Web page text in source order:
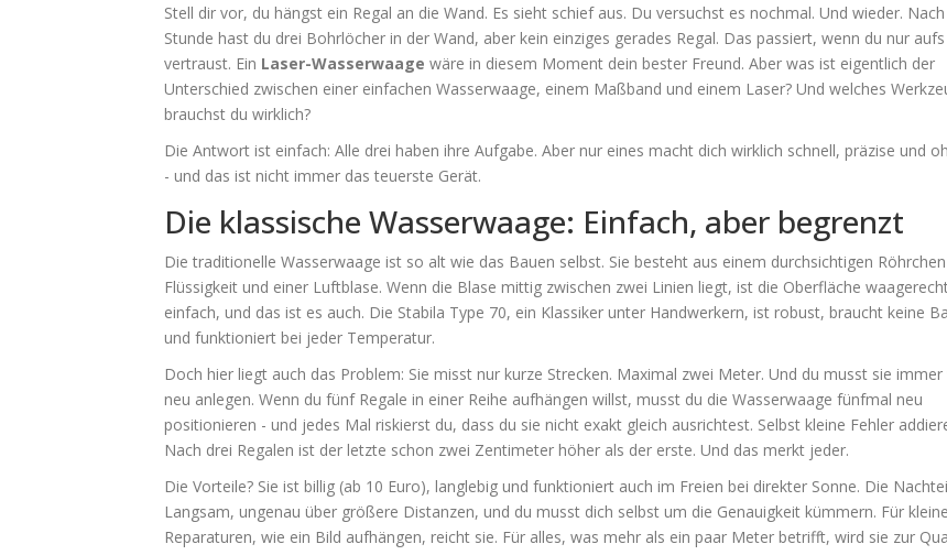
Stell dir vor, du hängst ein Regal an die Wand. Es sieht schief aus. Du versuchst es nochmal. Und wieder.
Stunde hast du drei Bohrlöcher in der Wand, aber kein einziges gerades Regal. Das passiert, wenn du nur
vertraust. Ein Laser-Wasserwaage wäre in diesem Moment dein bester Freund. Aber was ist eigentlich der
Unterschied zwischen einer einfachen Wasserwaage, einem Maßband und einem Laser? Und welches
brauchst du wirklich?
Die Antwort ist einfach: Alle drei haben ihre Aufgabe. Aber nur eines macht dich wirklich schnell, präzise und
- und das ist nicht immer das teuerste Gerät.
Die klassische Wasserwaage: Einfach, aber begrenzt
Die traditionelle Wasserwaage ist so alt wie das Bauen selbst. Sie besteht aus einem durchsichtigen
Flüssigkeit und einer Luftblase. Wenn die Blase mittig zwischen zwei Linien liegt, ist die Oberfläche
einfach, und das ist es auch. Die Stabila Type 70, ein Klassiker unter Handwerkern, ist robust, braucht keine
und funktioniert bei jeder Temperatur.
Doch hier liegt auch das Problem: Sie misst nur kurze Strecken. Maximal zwei Meter. Und du musst sie
neu anlegen. Wenn du fünf Regale in einer Reihe aufhängen willst, musst du die Wasserwaage fünfmal neu
positionieren - und jedes Mal riskierst du, dass du sie nicht exakt gleich ausrichtest. Selbst kleine Fehler
Nach drei Regalen ist der letzte schon zwei Zentimeter höher als der erste. Und das merkt jeder.
Die Vorteile? Sie ist billig (ab 10 Euro), langlebig und funktioniert auch im Freien bei direkter Sonne. Die
Langsam, ungenau über größere Distanzen, und du musst dich selbst um die Genauigkeit kümmern. Für kleine
Reparaturen, wie ein Bild aufhängen, reicht sie. Für alles, was mehr als ein paar Meter betrifft, wird sie zur